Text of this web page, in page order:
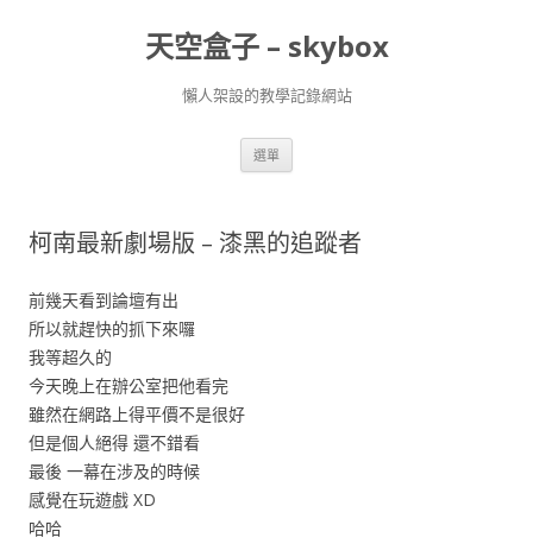
天空盒子 – skybox
懶人架設的教學記錄網站
選單
容
柯南最新劇場版 – 漆黑的追蹤者
前幾天看到論壇有出
所以就趕快的抓下來囉
我等超久的
今天晚上在辦公室把他看完
雖然在網路上得平價不是很好
但是個人絕得 還不錯看
最後 一幕在涉及的時候
感覺在玩遊戲 XD
哈哈